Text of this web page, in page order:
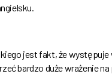
jest fakt, że
bardzo duże wrażenie